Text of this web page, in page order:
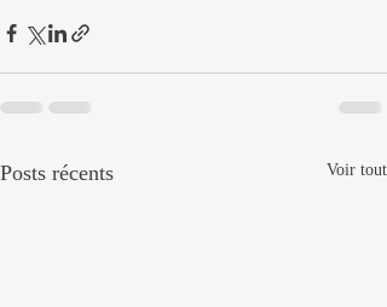
Posts récents Voir tout